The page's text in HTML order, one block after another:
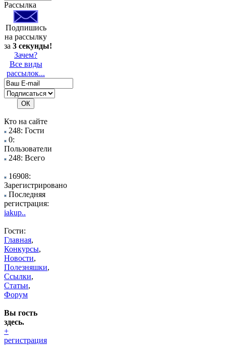
Рассылка
Подпишись
на рассылку
за 3 секунды!
Зачем?
Все виды
рассылок...
Кто на сайте
248: Гости
0:
Пользователи
248: Всего
16908:
Зарегистрировано
Последняя
регистрация:
iakup..
Гости:
Главная,
Конкурсы,
Новости,
Полезняшки,
Ссылки,
Статьи,
Форум
Вы гость
здесь.
+
регистрация